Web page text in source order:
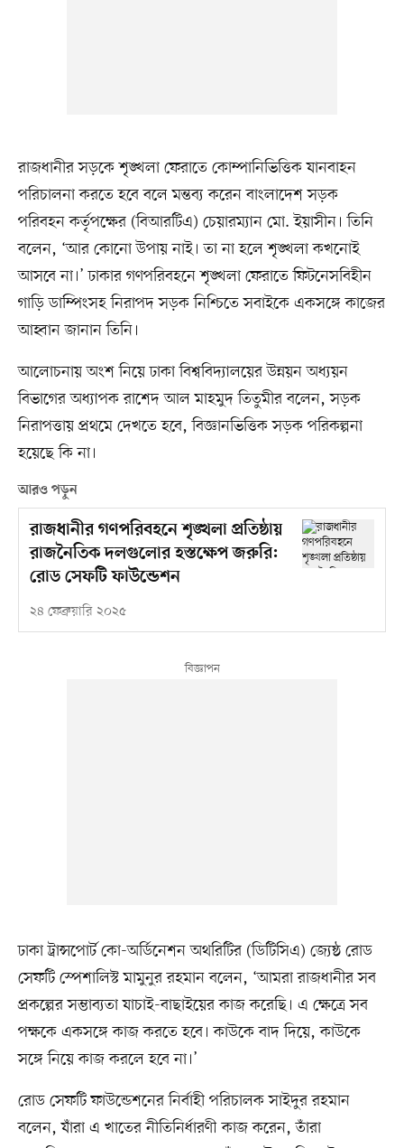
রাজধানীর সড়কে শৃঙ্খলা ফেরাতে কোম্পানিভিত্তিক যানবাহন
পরিচালনা করতে হবে বলে মন্তব্য করেন বাংলাদেশ সড়ক
পরিবহন কর্তৃপক্ষের (বিআরটিএ) চেয়ারম্যান মো. ইয়াসীন। তিনি
বলেন, ‘আর কোনো উপায় নাই। তা না হলে শৃঙ্খলা কখনোই
আসবে না।’ ঢাকার গণপরিবহনে শৃঙ্খলা ফেরাতে ফিটনেসবিহীন
গাড়ি ডাম্পিংসহ নিরাপদ সড়ক নিশ্চিতে সবাইকে একসঙ্গে কাজের
আহ্বান জানান তিনি।
আলোচনায় অংশ নিয়ে ঢাকা বিশ্ববিদ্যালয়ের উন্নয়ন অধ্যয়ন
বিভাগের অধ্যাপক রাশেদ আল মাহমুদ তিতুমীর বলেন, সড়ক
নিরাপত্তায় প্রথমে দেখতে হবে, বিজ্ঞানভিত্তিক সড়ক পরিকল্পনা
হয়েছে কি না।
আরও পড়ুন
রাজধানীর গণপরিবহনে শৃঙ্খলা প্রতিষ্ঠায়
রাজনৈতিক দলগুলোর হস্তক্ষেপ জরুরি:
রোড সেফটি ফাউন্ডেশন
২৪ ফেব্রুয়ারি ২০২৫
ঢাকা ট্রান্সপোর্ট কো-অর্ডিনেশন অথরিটির (ডিটিসিএ) জ্যেষ্ঠ রোড
সেফটি স্পেশালিস্ট মামুনুর রহমান বলেন, ‘আমরা রাজধানীর সব
প্রকল্পের সম্ভাব্যতা যাচাই-বাছাইয়ের কাজ করেছি। এ ক্ষেত্রে সব
পক্ষকে একসঙ্গে কাজ করতে হবে। কাউকে বাদ দিয়ে, কাউকে
সঙ্গে নিয়ে কাজ করলে হবে না।’
রোড সেফটি ফাউন্ডেশনের নির্বাহী পরিচালক সাইদুর রহমান
বলেন, যাঁরা এ খাতের নীতিনির্ধারণী কাজ করেন, তাঁরা